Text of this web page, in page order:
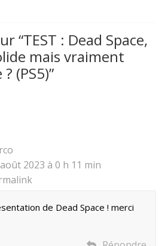
“TEST : Dead Space,
mais vraiment
(PS5)”
2023 à 0 h 11 min
de Dead Space ! merci